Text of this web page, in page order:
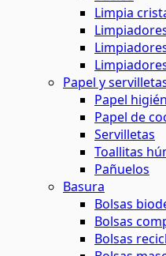
Limpia
Papel y
Papel
Papel de
Servilletas
Toallitas
Pañuelos
Basura
Bolsas
Bolsas
Bolsas